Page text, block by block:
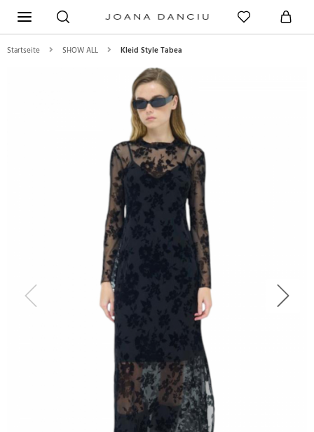
Startseite SHOW ALL Kleid Style Tabea
Previous Next